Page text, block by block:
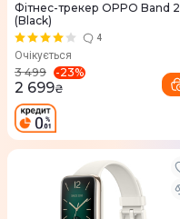
Фітнес-трекер OPPO Band 2
(Black)
4
Очікується
3 499 -23%
2 699₴